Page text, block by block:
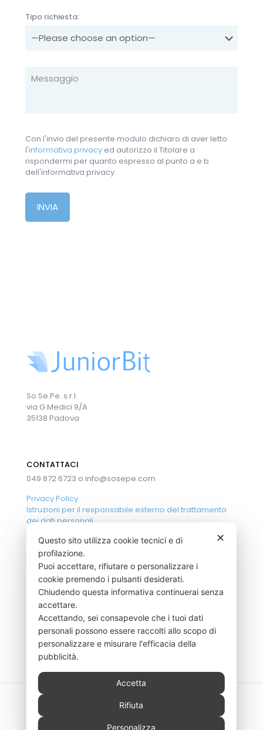
Tipo richiesta:
Con l'invio del presente modulo dichiaro di aver letto
l'informativa privacy ed autorizzo il Titolare a
rispondermi per quanto espresso al punto a e b
dell'informativa privacy.
So.Se.Pe. s.r.l.
via G.Medici 9/A
35138 Padova
CONTATTACI
049 872 6723 o info@sosepe.com
Privacy Policy
Istruzioni per il responsabile esterno del trattamento
dei dati personali
CERTIFICAZIONE
Azienda con sistema di gestione
controllo qualità
Certificato UNI EN ISO 9001-2015
✕
Questo sito utilizza cookie tecnici e di
profilazione.
Puoi accettare, rifiutare o personalizzare i
cookie premendo i pulsanti desiderati.
Chiudendo questa informativa continuerai senza
accettare.
Accettando, sei consapevole che i tuoi dati
personali possono essere raccolti allo scopo di
personalizzare e misurare l'efficacia della
pubblicità.
Accetta
Rifiuta
Personalizza